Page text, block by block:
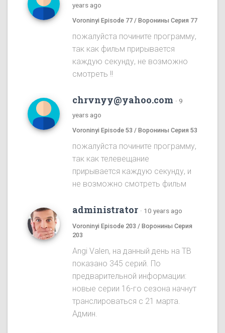
years ago
Voroninyi Episode 77 / Воронины Серия 77
пожалуйста почините программу,
так как фильм прирывается
каждую секунду, не возможно
смотреть !!
chrvnyy@yahoo.com · 9
years ago
Voroninyi Episode 53 / Воронины Серия 53
пожалуйста почините программу,
так как телевещание
прирывается каждую секунду, и
не возможно смотреть фильм
administrator · 10 years ago
Voroninyi Episode 203 / Воронины Серия
203
Angi Valen, на данный день на ТВ
показано 345 серий. По
предварительной информации:
новые серии 16-го сезона начнут
транслироваться с 21 марта.
Админ.